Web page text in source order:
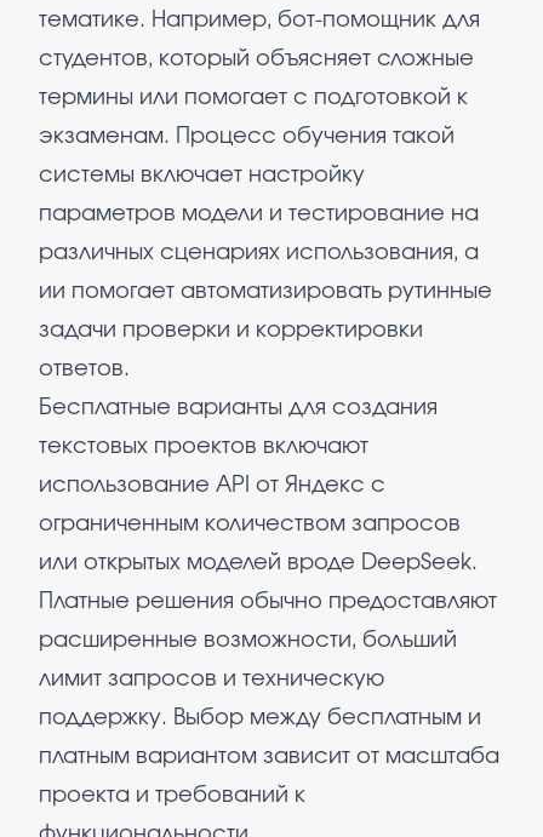
тематике. Например, бот-помощник для
студентов, который объясняет сложные
термины или помогает с подготовкой к
экзаменам. Процесс обучения такой
системы включает настройку
параметров модели и тестирование на
различных сценариях использования, а
ии помогает автоматизировать рутинные
задачи проверки и корректировки
ответов.
Бесплатные варианты для создания
текстовых проектов включают
использование API от Яндекс с
ограниченным количеством запросов
или открытых моделей вроде DeepSeek.
Платные решения обычно предоставляют
расширенные возможности, больший
лимит запросов и техническую
поддержку. Выбор между бесплатным и
платным вариантом зависит от масштаба
проекта и требований к